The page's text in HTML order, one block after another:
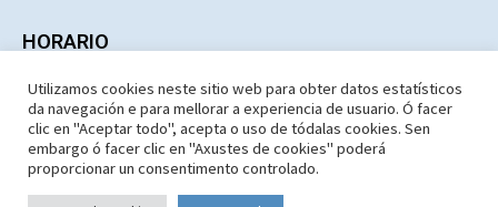
HORARIO
Día Mañás
Tardes
Luns a Xoves
09:30 – 14.30
Pechado
Venres e Sábados
09:30 – 14:30
Domingos e Festivos
09:30 – 14:30
Utilizamos cookies neste sitio web para obter datos estatísticos
da navegación e para mellorar a experiencia de usuario. Ó facer
clic en "Aceptar todo", acepta o uso de tódalas cookies. Sen
embargo ó facer clic en "Axustes de cookies" poderá
proporcionar un consentimento controlado.